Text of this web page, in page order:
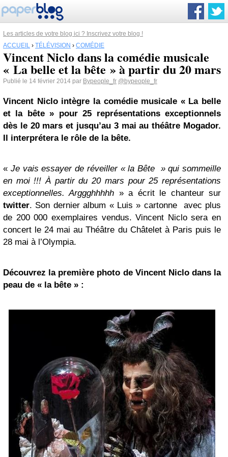
Les articles de votre blog ici ? Inscrivez votre blog !
ACCUEIL › TÉLÉVISION › COMÉDIE
Vincent Niclo dans la comédie musicale
« La belle et la bête » à partir du 20 mars
Publié le 14 février 2014 par Bypeople_fr @bypeople_fr
Vincent Niclo intègre la comédie musicale « La belle
et la bête » pour 25 représentations exceptionnels
dès le 20 mars et jusqu’au 3 mai au théâtre Mogador.
Il interprétera le rôle de la bête.
« Je vais essayer de réveiller « la Bête » qui sommeille
en moi !!! À partir du 20 mars pour 25 représentations
exceptionnelles. Arggghhhhh » a écrit le chanteur sur
twitter. Son dernier album « Luis » cartonne avec plus
de 200 000 exemplaires vendus. Vincent Niclo sera en
concert le 24 mai au Théâtre du Châtelet à Paris puis le
28 mai à l’Olympia.
Découvrez la première photo de Vincent Niclo dans la
peau de « la bête » :